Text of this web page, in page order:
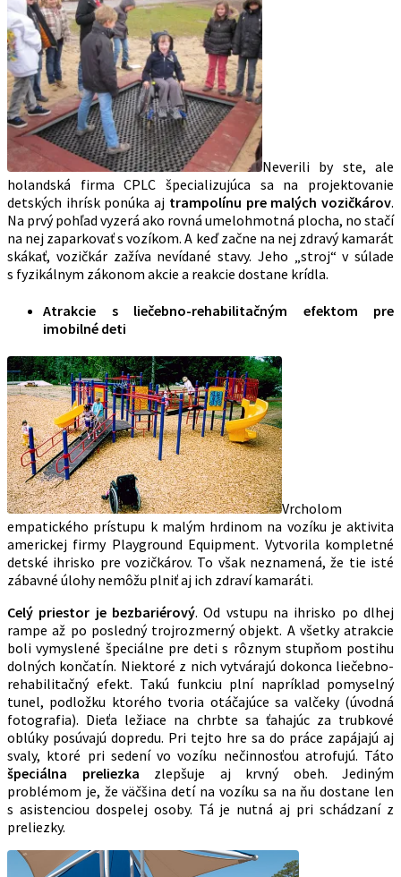
Neverili by ste, ale
holandská firma CPLC špecializujúca sa na projektovanie
detských ihrísk ponúka aj trampolínu pre malých vozičkárov.
Na prvý pohľad vyzerá ako rovná umelohmotná plocha, no stačí
na nej zaparkovať s vozíkom. A keď začne na nej zdravý kamarát
skákať, vozičkár zažíva nevídané stavy. Jeho „stroj“ v súlade
s fyzikálnym zákonom akcie a reakcie dostane krídla.
Atrakcie s liečebno-rehabilitačným efektom pre
imobilné deti
Vrcholom
empatického prístupu k malým hrdinom na vozíku je aktivita
americkej firmy Playground Equipment. Vytvorila kompletné
detské ihrisko pre vozičkárov. To však neznamená, že tie isté
zábavné úlohy nemôžu plniť aj ich zdraví kamaráti.
Celý priestor je bezbariérový. Od vstupu na ihrisko po dlhej
rampe až po posledný trojrozmerný objekt. A všetky atrakcie
boli vymyslené špeciálne pre deti s rôznym stupňom postihu
dolných končatín. Niektoré z nich vytvárajú dokonca liečebno-
rehabilitačný efekt. Takú funkciu plní napríklad pomyselný
tunel, podložku ktorého tvoria otáčajúce sa valčeky (úvodná
fotografia). Dieťa ležiace na chrbte sa ťahajúc za trubkové
oblúky posúvajú dopredu. Pri tejto hre sa do práce zapájajú aj
svaly, ktoré pri sedení vo vozíku nečinnosťou atrofujú. Táto
špeciálna preliezka zlepšuje aj krvný obeh. Jediným
problémom je, že väčšina detí na vozíku sa na ňu dostane len
s asistenciou dospelej osoby. Tá je nutná aj pri schádzaní z
preliezky.